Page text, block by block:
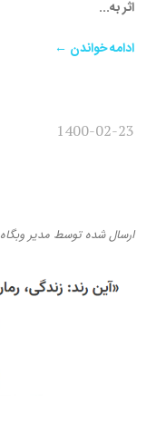
اثر به...
ادامه خواندن ←
1400-02-23
ارسال شدهتوسط مدیر وبگاه